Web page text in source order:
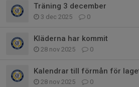
Träning 3 december
3 dec 2025 0
Kläderna har kommit
28 nov 2025 0
Kalendrar till förmån för
28 nov 2025 0